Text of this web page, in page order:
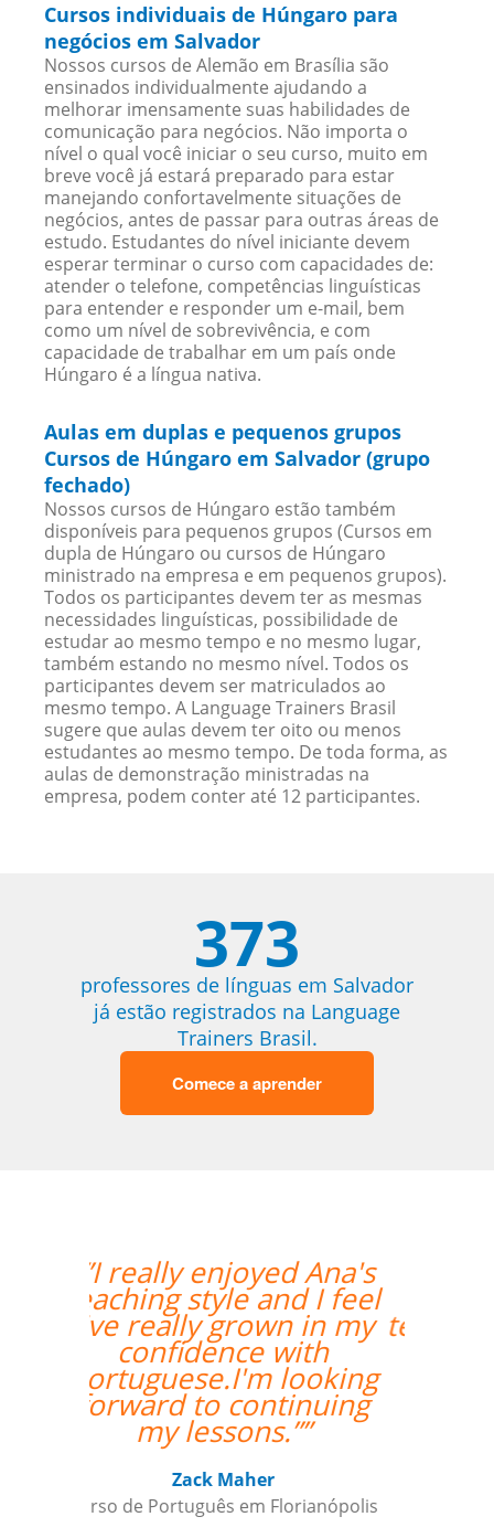
Cursos individuais de Húngaro para
negócios em Salvador
Nossos cursos de Alemão em Brasília são
ensinados individualmente ajudando a
melhorar imensamente suas habilidades de
comunicação para negócios. Não importa o
nível o qual você iniciar o seu curso, muito em
breve você já estará preparado para estar
manejando confortavelmente situações de
negócios, antes de passar para outras áreas de
estudo. Estudantes do nível iniciante devem
esperar terminar o curso com capacidades de:
atender o telefone, competências linguísticas
para entender e responder um e-mail, bem
como um nível de sobrevivência, e com
capacidade de trabalhar em um país onde
Húngaro é a língua nativa.
Aulas em duplas e pequenos grupos
Cursos de Húngaro em Salvador (grupo
fechado)
Nossos cursos de Húngaro estão também
disponíveis para pequenos grupos (Cursos em
dupla de Húngaro ou cursos de Húngaro
ministrado na empresa e em pequenos grupos).
Todos os participantes devem ter as mesmas
necessidades linguísticas, possibilidade de
estudar ao mesmo tempo e no mesmo lugar,
também estando no mesmo nível. Todos os
participantes devem ser matriculados ao
mesmo tempo. A Language Trainers Brasil
sugere que aulas devem ter oito ou menos
estudantes ao mesmo tempo. De toda forma, as
aulas de demonstração ministradas na
empresa, podem conter até 12 participantes.
373
professores de línguas em Salvador
já estão registrados na Language
Trainers Brasil.
Comece a aprender
“”My wife likes the
lessons and the
teacher's punctuality.””
Seok Kwon
Curso de em Goiânia, CJ Selecta